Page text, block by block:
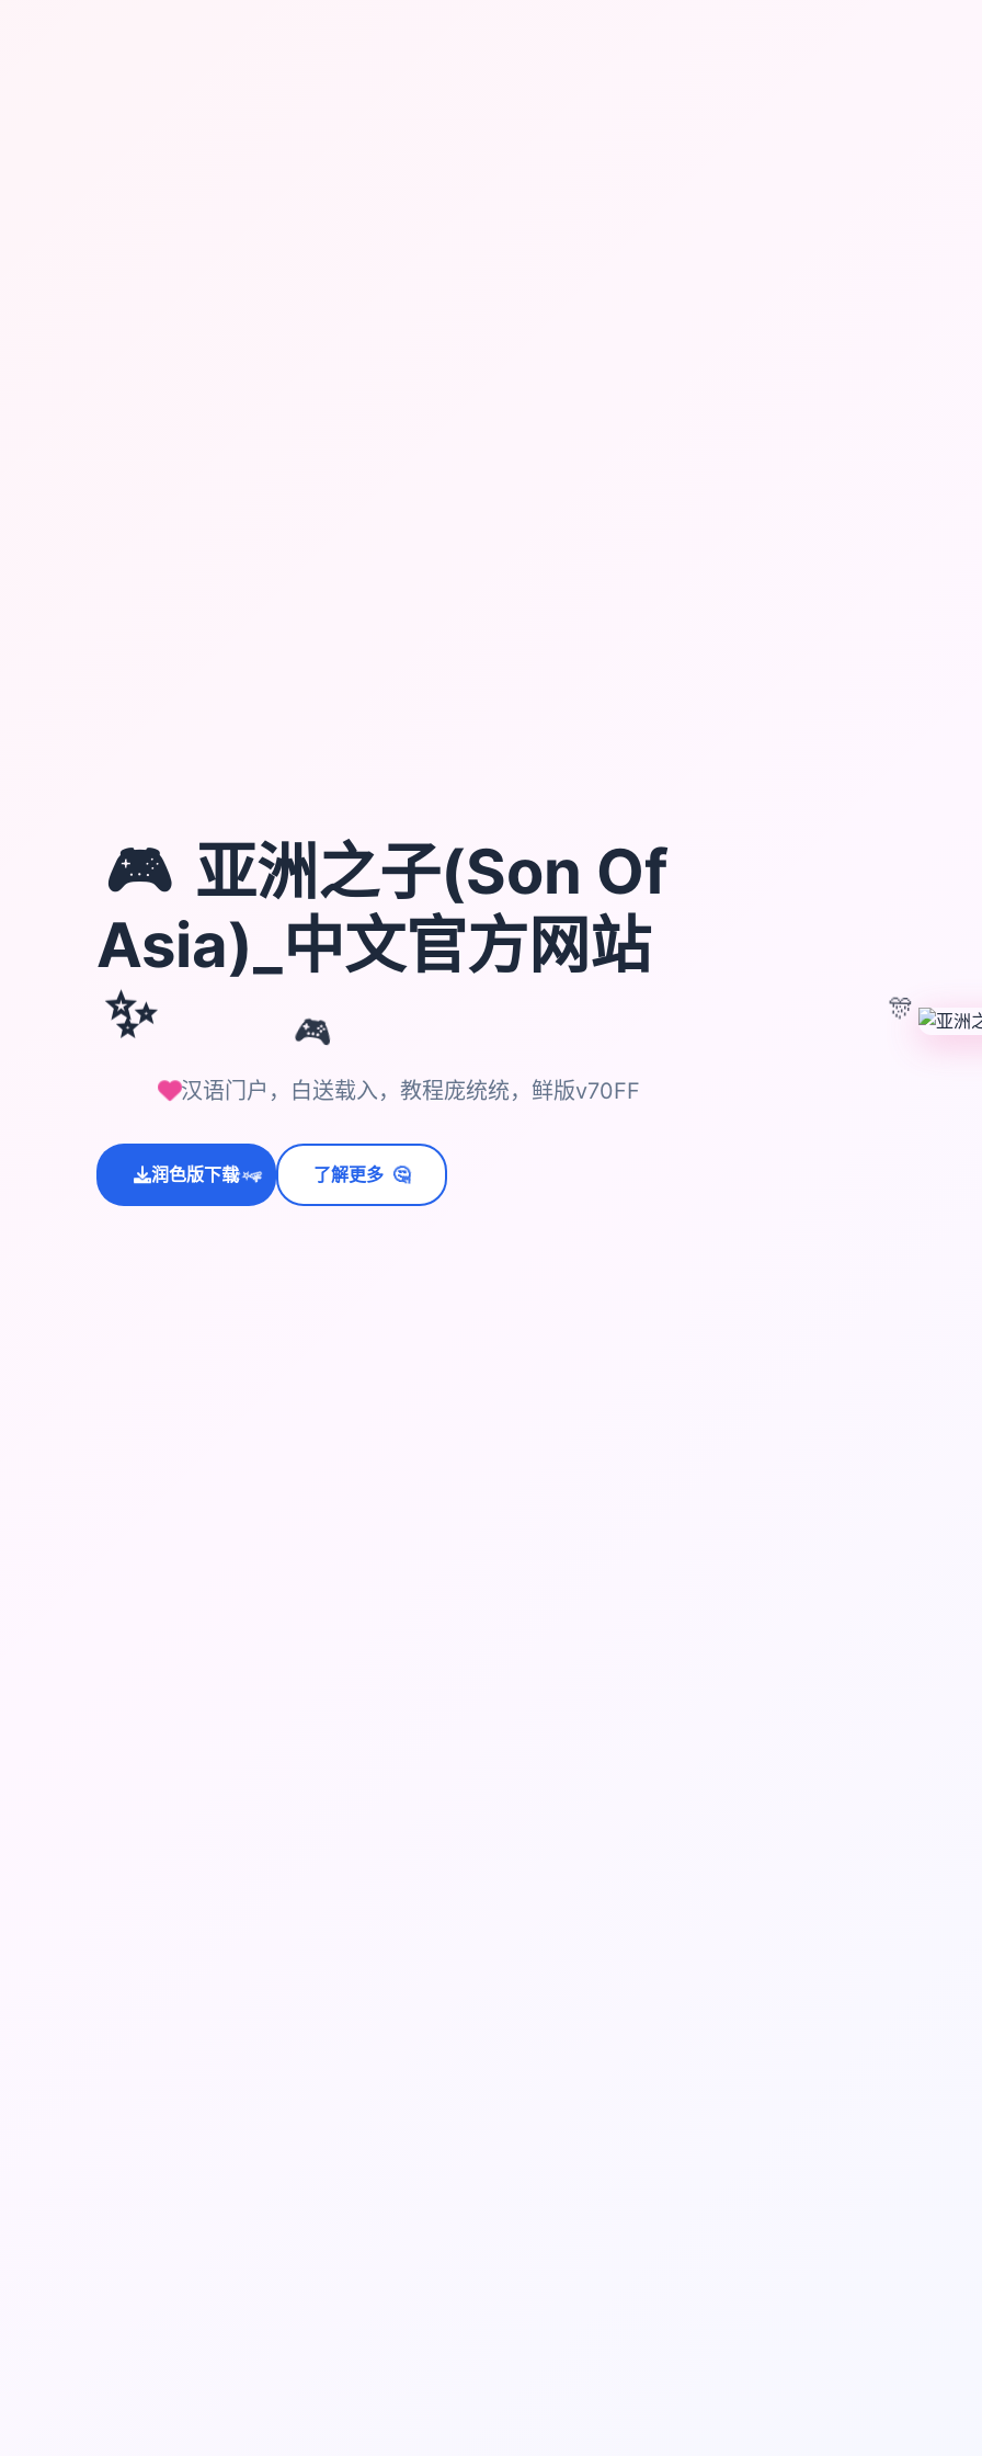
🎮
🎮 亚洲之子(Son Of
Asia)_中文官方网站
✨
汉语门户，白送载入，教程庞统统，鲜版v70FF
润色版下载
✨⭐💫 了解更多 🤔
🎊